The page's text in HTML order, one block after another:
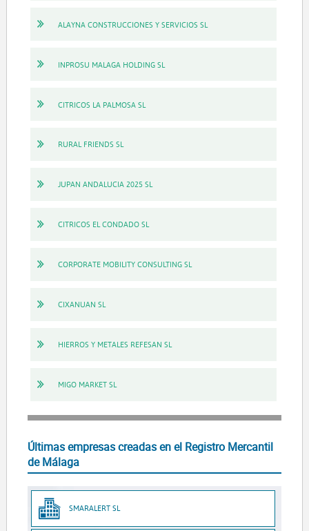
ALAYNA CONSTRUCCIONES Y SERVICIOS SL
INPROSU MALAGA HOLDING SL
CITRICOS LA PALMOSA SL
RURAL FRIENDS SL
JUPAN ANDALUCIA 2025 SL
CITRICOS EL CONDADO SL
CORPORATE MOBILITY CONSULTING SL
CIXANUAN SL
HIERROS Y METALES REFESAN SL
MIGO MARKET SL
Últimas empresas creadas en el Registro Mercantil
de Málaga
SMARALERT SL